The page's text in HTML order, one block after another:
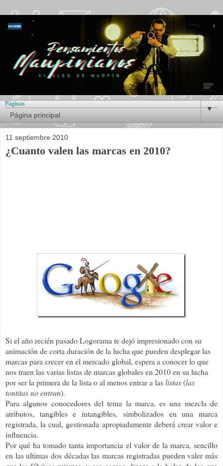
Páginas
▼
11 septiembre 2010
¿Cuanto valen las marcas en 2010?
Si el año recién pasado Logorama te dejó impresionado con su
animación de corta duración de la lucha que pueden desplegar las
marcas para crecer en el mercado global, espera a conocer lo que
nos traen las varias listas de marcas globales en 2010 en su lucha
por ser la primera de la lista o al menos entrar a laslistas(las
tontitas no entran).
Para algunos conocedores del tema la marca, es una mezcla de
atributos, tangibles e intangibles, simbolizados en una marca
registrada, la cual, gestionada apropiadamente deberá crear valor e
influencia.
Por qué ha tomado tanta importancia el valor de la marca, sencillo
en las ultimas dos décadas las marcas registradas pueden valer más